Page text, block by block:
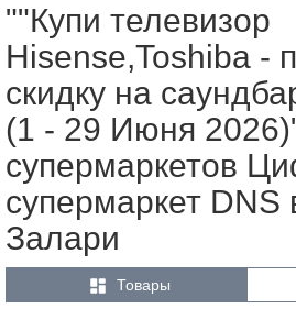
""Купи телевизор
Hisense,Toshiba -
скидку на
(1 - 29 Июня
супермаркетов
супермаркет DNS
Залари
 Товары